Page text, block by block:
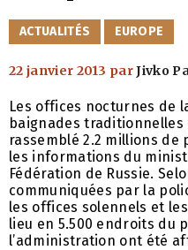
CATÉGORIES
ACTUALITÉS EUROPE
22 janvier 2013 parJivko
Les offices nocturnes de
baignades traditionnelles
rassemblé 2.2 millions de
les informations du
Fédération de Russie.
communiquées par la
les offices solennels et
lieu en 5.500 endroits du
l’administration ont été